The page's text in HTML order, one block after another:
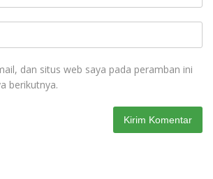
dan situs web saya pada peramban ini
berikutnya.